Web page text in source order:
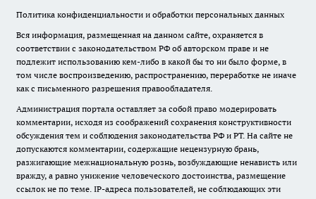
Политика конфиденциальности и обработки персональных данных
Вся информация, размещенная на данном сайте, охраняется в
соответствии с законодательством РФ об авторском праве и не
подлежит использованию кем-либо в какой бы то ни было форме, в
том числе воспроизведению, распространению, переработке не иначе
как с письменного разрешения правообладателя.
Администрация портала оставляет за собой право модерировать
комментарии, исходя из соображений сохранения конструктивности
обсуждения тем и соблюдения законодательства РФ и РТ. На сайте не
допускаются комментарии, содержащие нецензурную брань,
разжигающие межнациональную рознь, возбуждающие ненависть или
вражду, а равно унижение человеческого достоинства, размещение
ссылок не по теме. IP-адреса пользователей, не соблюдающих эти